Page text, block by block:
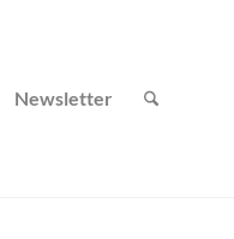
Newsletter